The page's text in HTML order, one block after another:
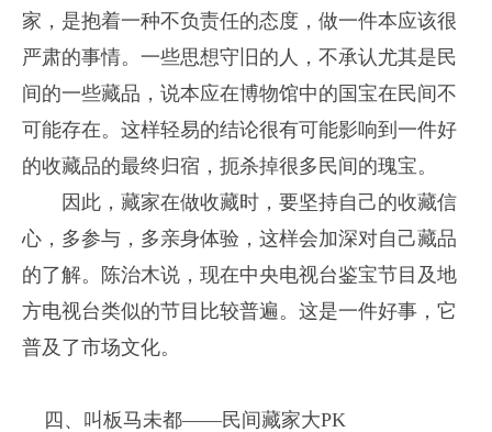
家，是抱着一种不负责任的态度，做一件本应该很
严肃的事情。一些思想守旧的人，不承认尤其是民
间的一些藏品，说本应在博物馆中的国宝在民间不
可能存在。这样轻易的结论很有可能影响到一件好
的收藏品的最终归宿，扼杀掉很多民间的瑰宝。
因此，藏家在做收藏时，要坚持自己的收藏信
心，多参与，多亲身体验，这样会加深对自己藏品
的了解。陈治木说，现在中央电视台鉴宝节目及地
方电视台类似的节目比较普遍。这是一件好事，它
普及了市场文化。
四、叫板马未都——民间藏家大PK